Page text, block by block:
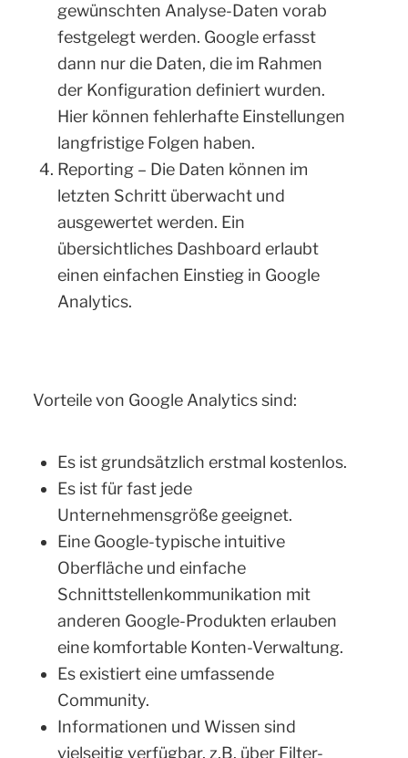
gewünschten Analyse-Daten vorab
festgelegt werden. Google erfasst
dann nur die Daten, die im Rahmen
der Konfiguration definiert wurden.
Hier können fehlerhafte Einstellungen
langfristige Folgen haben.
Reporting – Die Daten können im
letzten Schritt überwacht und
ausgewertet werden. Ein
übersichtliches Dashboard erlaubt
einen einfachen Einstieg in Google
Analytics.
Vorteile von Google Analytics sind:
Es ist grundsätzlich erstmal kostenlos.
Es ist für fast jede
Unternehmensgröße geeignet.
Eine Google-typische intuitive
Oberfläche und einfache
Schnittstellenkommunikation mit
anderen Google-Produkten erlauben
eine komfortable Konten-Verwaltung.
Es existiert eine umfassende
Community.
Informationen und Wissen sind
vielseitig verfügbar, z.B. über Filter-